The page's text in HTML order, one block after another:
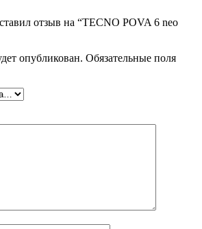
отзыв на “TECNO POVA 6 neo
опубликован. Обязательные поля